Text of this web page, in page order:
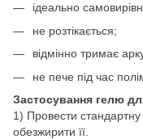
ідеально
не розтікається;
відмінно тримає
не пече під час
Застосування гелю
1) Провести стандартну
обезжирити її.